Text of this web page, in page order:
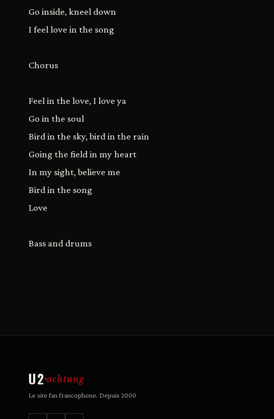
Go inside, kneel down
I feel love in the song
Chorus
Feel in the love, I love ya
Go in the soul
Bird in the sky, bird in the rain
Going the field in my heart
In my sight, believe me
Bird in the song
Love
Bass and drums
U2 achtung
Le site fan francophone. Depuis 2000